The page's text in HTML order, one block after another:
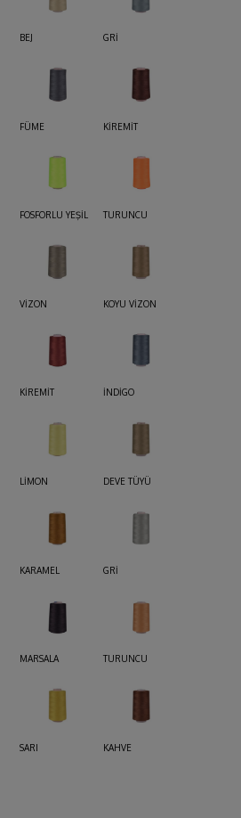
BEJ GRİ
FÜME KİREMİT
FOSFORLU YEŞİL TURUNCU
VİZON KOYU VİZON
KİREMİT İNDİGO
LİMON DEVE TÜYÜ
KARAMEL GRİ
MARSALA TURUNCU
SARI KAHVE